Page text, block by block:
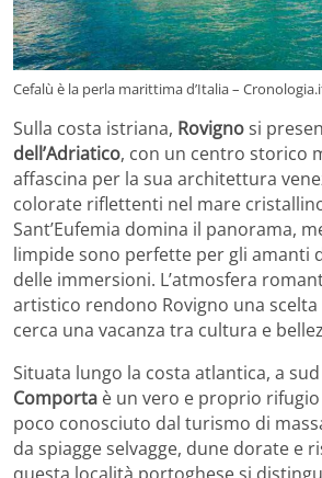
Cefalù è la perla marittima d’Italia –
Sulla costa istriana, Rovignosi
dell’Adriatico, con un centro storico
affascina per la sua architettura
colorate riflettenti nel mare
Sant’Eufemia domina il panorama,
limpide sono perfette per gli amanti
delle immersioni. L’atmosfera
artistico rendono Rovigno una scelta
cerca una vacanza tra cultura e
Situata lungo la costa atlantica, a
Comporta è un vero e proprio
poco conosciuto dal turismo di
da spiagge selvagge, dune dorate e